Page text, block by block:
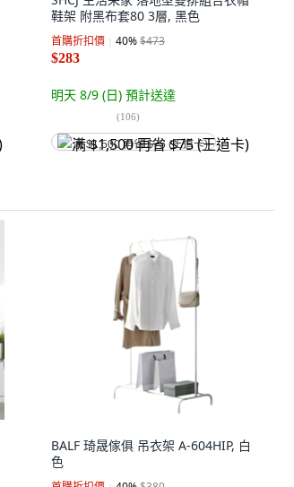
鞋架 附黑布套80 3層, 黑色
首購折扣價 40%$473
$283
明天 8/9 (日) 預計送達
(106)
满 $1,500 再省 $75 (王道卡)
BALF 琦晟傢俱 吊衣架 A-604HIP, 白
色